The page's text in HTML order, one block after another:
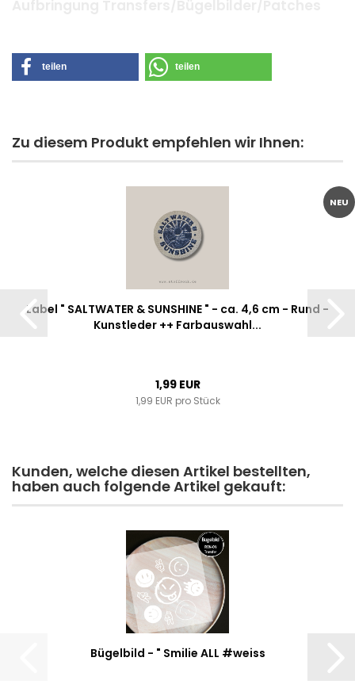
teilen teilen
Zu diesem Produkt empfehlen wir Ihnen:
NEU
Label " SALTWATER & SUNSHINE " - ca. 4,6 cm - Rund -
Kunstleder ++ Farbauswahl...
1,99 EUR
1,99 EUR pro Stück
Kunden, welche diesen Artikel bestellten,
haben auch folgende Artikel gekauft:
Bügelbild - " Smilie ALL #weiss